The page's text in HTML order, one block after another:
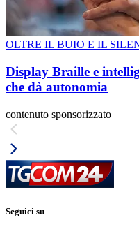
OLTRE IL BUIO E IL
Display Braille e
che dà autonomia
contenuto sponsorizzato
Seguici su